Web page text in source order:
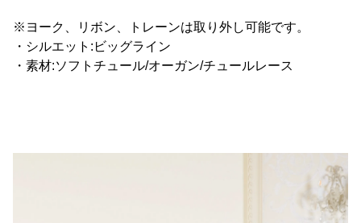
※ヨーク、リボン、トレーンは取り外し可能です。
・シルエット:ビッグライン
・素材:ソフトチュール/オーガン/チュールレース